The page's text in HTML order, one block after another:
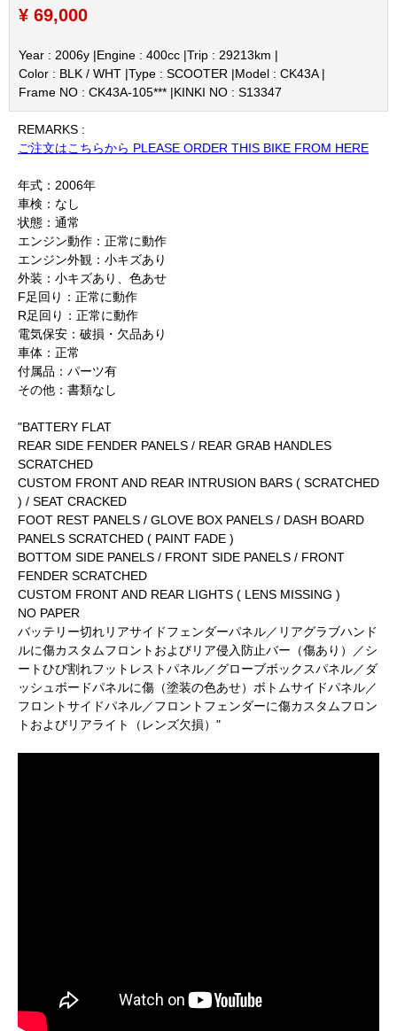
¥ 69,000
Year : 2006y |Engine : 400cc |Trip : 29213km |
Color : BLK / WHT |Type : SCOOTER |Model : CK43A |
Frame NO : CK43A-105*** |KINKI NO : S13347
REMARKS :
ご注文はこちらから PLEASE ORDER THIS BIKE FROM HERE
年式：2006年
車検：なし
状態：通常
エンジン動作：正常に動作
エンジン外観：小キズあり
外装：小キズあり、色あせ
F足回り：正常に動作
R足回り：正常に動作
電気保安：破損・欠品あり
車体：正常
付属品：パーツ有
その他：書類なし
"BATTERY FLAT
REAR SIDE FENDER PANELS / REAR GRAB HANDLES
SCRATCHED
CUSTOM FRONT AND REAR INTRUSION BARS ( SCRATCHED
) / SEAT CRACKED
FOOT REST PANELS / GLOVE BOX PANELS / DASH BOARD
PANELS SCRATCHED ( PAINT FADE )
BOTTOM SIDE PANELS / FRONT SIDE PANELS / FRONT
FENDER SCRATCHED
CUSTOM FRONT AND REAR LIGHTS ( LENS MISSING )
NO PAPER
バッテリー切れリアサイドフェンダーパネル／リアグラブハンド
ルに傷カスタムフロントおよびリア侵入防止バー（傷あり）／シ
ートひび割れフットレストパネル／グローブボックスパネル／ダ
ッシュボードパネルに傷（塗装の色あせ）ボトムサイドパネル／
フロントサイドパネル／フロントフェンダーに傷カスタムフロン
トおよびリアライト（レンズ欠損）"